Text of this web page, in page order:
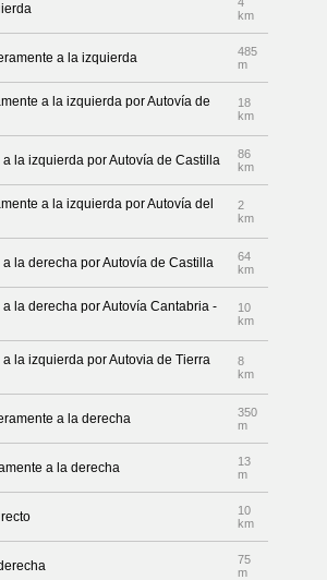
km
a la izquierda
485
m
a la izquierda por Autovía de
18
km
la izquierda por Autovía de Castilla
86
km
a la izquierda por Autovía del
2
km
la derecha por Autovía de Castilla
64
km
la derecha por Autovía Cantabria -
10
km
la izquierda por Autovia de Tierra
8
km
a la derecha
350
m
a la derecha
13
m
10
km
75
m